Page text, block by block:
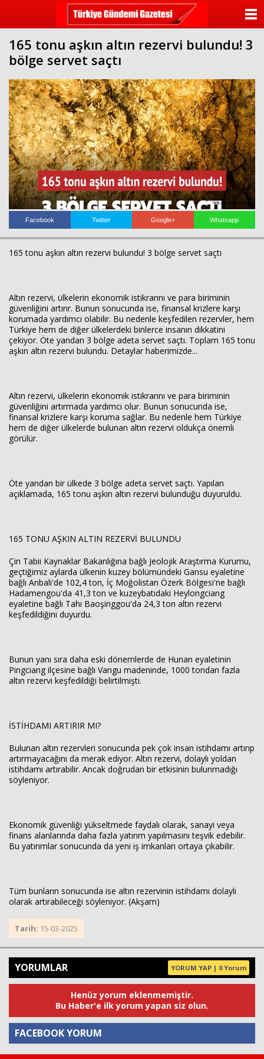
165 tonu aşkın altın rezervi bulundu! 3
bölge servet saçtı
Facebook Twitter Google+ Whatsapp
165 tonu aşkın altın rezervi bulundu! 3 bölge servet saçtı
Altın rezervi, ülkelerin ekonomik istikrarını ve para biriminin
güvenliğini artırır. Bunun sonucunda ise, finansal krizlere karşı
korumada yardımcı olabilir. Bu nedenle keşfedilen rezervler, hem
Türkiye hem de diğer ülkelerdeki binlerce insanın dikkatini
çekiyor. Öte yandan 3 bölge adeta servet saçtı. Toplam 165 tonu
aşkın altın rezervi bulundu. Detaylar haberimizde...
Altın rezervi, ülkelerin ekonomik istikrarını ve para biriminin
güvenliğini artırmada yardımcı olur. Bunun sonucunda ise,
finansal krizlere karşı koruma sağlar. Bu nedenle hem Türkiye
hem de diğer ülkelerde bulunan altın rezervi oldukça önemli
görülür.
Öte yandan bir ülkede 3 bölge adeta servet saçtı. Yapılan
açıklamada, 165 tonu aşkın altın rezervi bulunduğu duyuruldu.
165 TONU AŞKIN ALTIN REZERVİ BULUNDU
Çin Tabii Kaynaklar Bakanlığına bağlı Jeolojik Araştırma Kurumu,
geçtiğimiz aylarda ülkenin kuzey bölümündeki Gansu eyaletine
bağlı Anbali'de 102,4 ton, İç Moğolistan Özerk Bölgesi'ne bağlı
Hadamengou'da 41,3 ton ve kuzeybatıdaki Heylongciang
eyaletine bağlı Tahı Baoşinggou'da 24,3 ton altın rezervi
keşfedildiğini duyurdu.
Bunun yanı sıra daha eski dönemlerde de Hunan eyaletinin
Pingciang ilçesine bağlı Vangu madeninde, 1000 tondan fazla
altın rezervi keşfedildiği belirtilmişti.
İSTİHDAMI ARTIRIR MI?
Bulunan altın rezervleri sonucunda pek çok insan istihdamı artırıp
artırmayacağını da merak ediyor. Altın rezervi, dolaylı yoldan
istihdamı artırabilir. Ancak doğrudan bir etkisinin bulunmadığı
söyleniyor.
Ekonomik güvenliği yükseltmede faydalı olarak, sanayi veya
finans alanlarında daha fazla yatırım yapılmasını teşvik edebilir.
Bu yatırımlar sonucunda da yeni iş imkanları ortaya çıkabilir.
Tüm bunların sonucunda ise altın rezervinin istihdamı dolaylı
olarak artırabileceği söyleniyor. (Akşam)
Tarih: 15-03-2025
YORUMLAR YORUM YAP | 0 Yorum
Henüz yorum eklenmemiştir.
Bu Haber'e ilk yorum yapan siz olun.
FACEBOOK YORUM
ANASAYFA
KATEGORİLER
ANKETLER
FOTO GALERİ
VİDEO GALERİ
KÜNYE